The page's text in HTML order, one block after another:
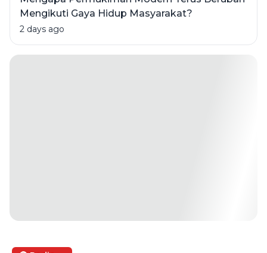
Mengikuti Gaya Hidup Masyarakat?
2 days ago